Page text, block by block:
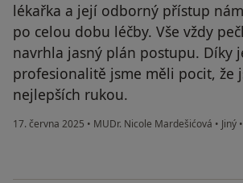
lékařka a její odborný přístup
po celou dobu léčby. Vše vždy
navrhla jasný plán postupu. Díky
profesionalitě jsme měli pocit, že
nejlepších rukou.
17. června 2025 • MUDr. Nicole Mardešićová • Jiný •